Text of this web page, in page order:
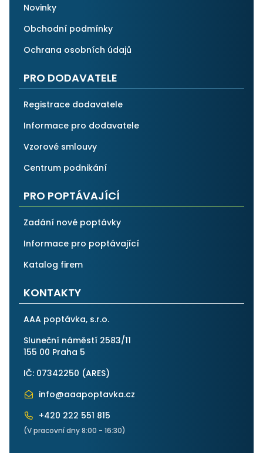
Novinky
Obchodní podmínky
Ochrana osobních údajů
PRO DODAVATELE
Registrace dodavatele
Informace pro dodavatele
Vzorové smlouvy
Centrum podnikání
PRO POPTÁVAJÍCÍ
Zadání nové poptávky
Informace pro poptávající
Katalog firem
KONTAKTY
AAA poptávka, s.r.o.
Sluneční náměstí 2583/11
155 00 Praha 5
IČ: 07342250 (ARES)
info@aaapoptavka.cz
+420 222 551 815
(V pracovní dny 8:00 - 16:30)